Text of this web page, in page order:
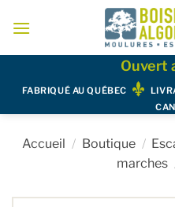
Ouvert
FABRIQUÉ AU QUÉBEC
Accueil / Boutique /
marches